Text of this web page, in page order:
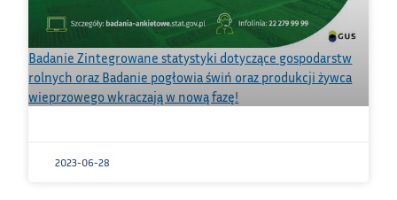
Badanie Zintegrowane statystyki dotyczące gospodarstw
rolnych oraz Badanie pogłowia świń oraz produkcji żywca
wieprzowego wkraczają w nową fazę!
2023-06-28